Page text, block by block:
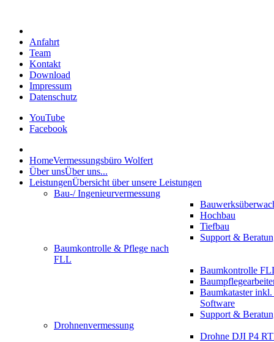
Anfahrt
Team
Kontakt
Download
Impressum
Datenschutz
YouTube
Facebook
HomeVermessungsbüro Wolfert
Über unsÜber uns...
LeistungenÜbersicht über unsere Leistungen
Bau-/ Ingenieurvermessung
Hochbau
Tiefbau
Support &
Baumkontrolle & Pflege nach
FLL
Baumkontrolle
Baumkataster
Software
Support &
Drohnenvermessung
Drohne DJI P4